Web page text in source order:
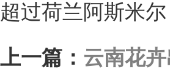
超过荷兰阿斯米
上一篇： 云南花